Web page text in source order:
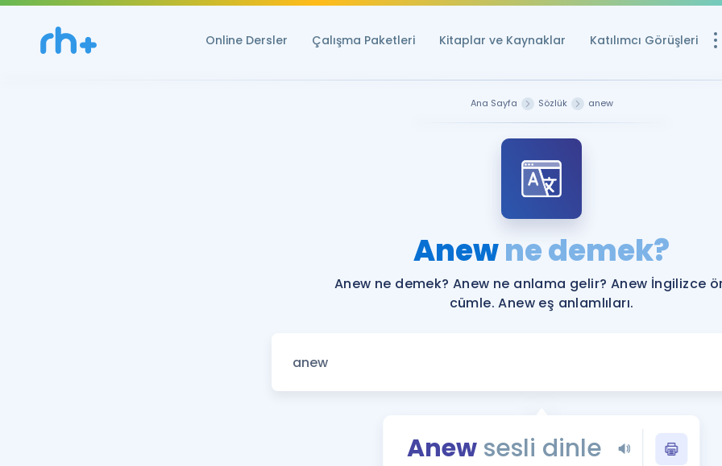
Online Dersler Çalışma Paketleri Kitaplar ve Kaynaklar Katılımcı Görüşleri
YDS ve YÖKDİL
Rehberlik Aracı
YDS ve YÖKDİL'e
Tüm ÖSYM
YDS - YÖKDİL
Ana Sayfa Sözlük anew
Anewne demek?
Anew ne demek? Anew ne anlama gelir? Anew İngilizce
cümle. Anew eş anlamlıları.
Anew sesli dinle